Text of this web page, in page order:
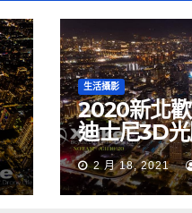
生活攝影
2020新北
迪士尼3D
NEW
TAIWAN
Merry
2 月 18, 2021